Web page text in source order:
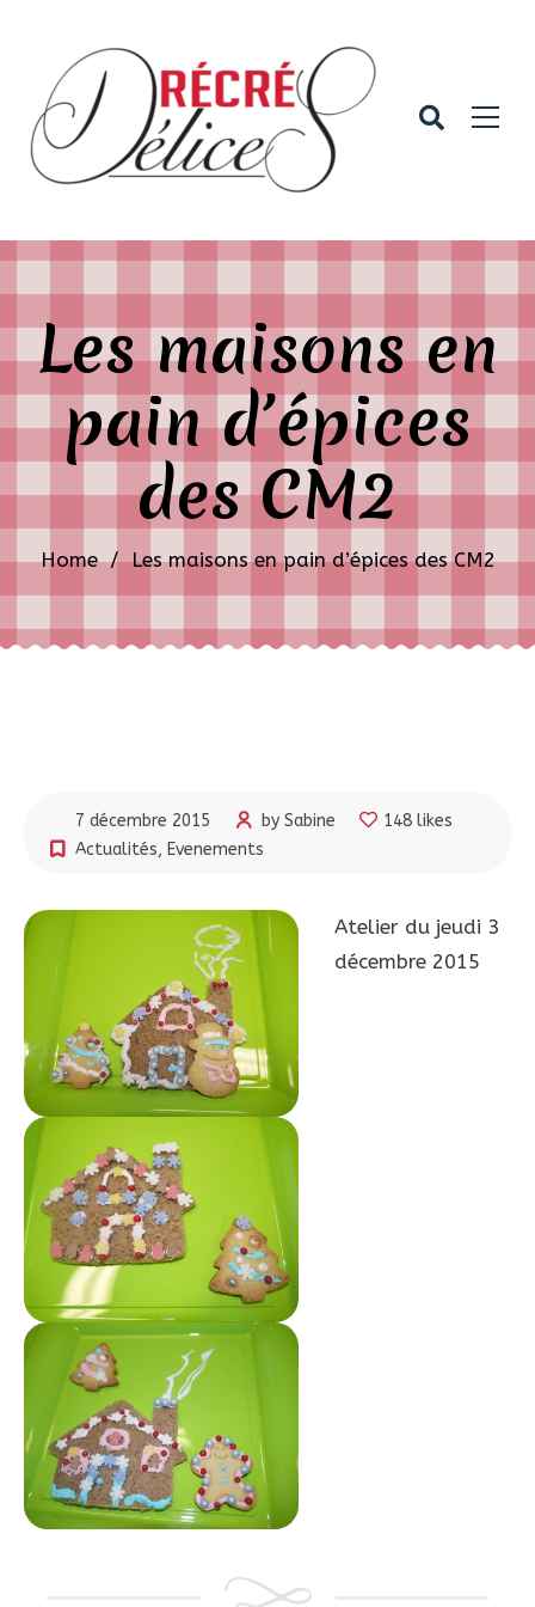
Les maisons en
pain d’épices
des CM2
Home / Les maisons en pain d’épices des CM2
7 décembre 2015 by Sabine
148 likes
Actualités, Evenements
Atelier du jeudi 3
décembre 2015